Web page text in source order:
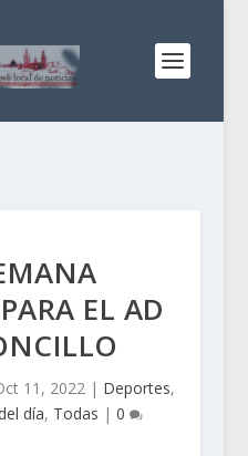
EL AD
11, 2022| Deportes,
día, Todas | 0